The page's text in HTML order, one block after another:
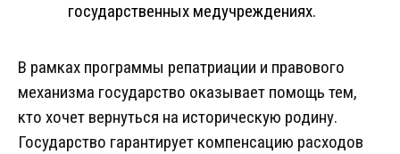
государственных медучреждениях.
В рамках программы репатриации и правового
механизма государство оказывает помощь тем,
кто хочет вернуться на историческую родину.
Государство гарантирует компенсацию расходов